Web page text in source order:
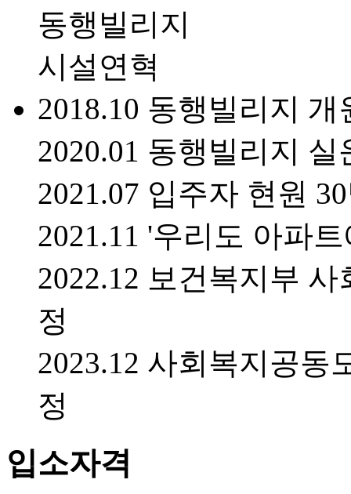
동행빌리지
시설연혁
2018.10 동행빌리지 개
2020.01 동행빌리지 실
2021.07 입주자 현원
2021.11 '우리도 아파
2022.12 보건복지부 사
정
2023.12 사회복지공동
정
입소자격